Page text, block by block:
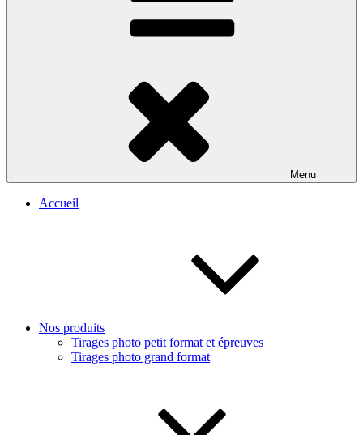
Menu
Accueil
Nos produits
Tirages photo petit format et épreuves
Tirages photo grand format